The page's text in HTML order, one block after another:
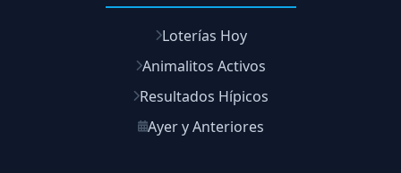
Loterías Hoy
Animalitos Activos
Resultados Hípicos
Ayer y Anteriores